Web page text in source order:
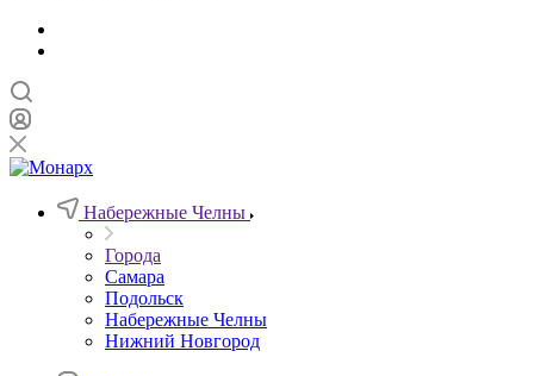
Набережные Челны
Города
Самара
Подольск
Набережные Челны
Нижний Новгород